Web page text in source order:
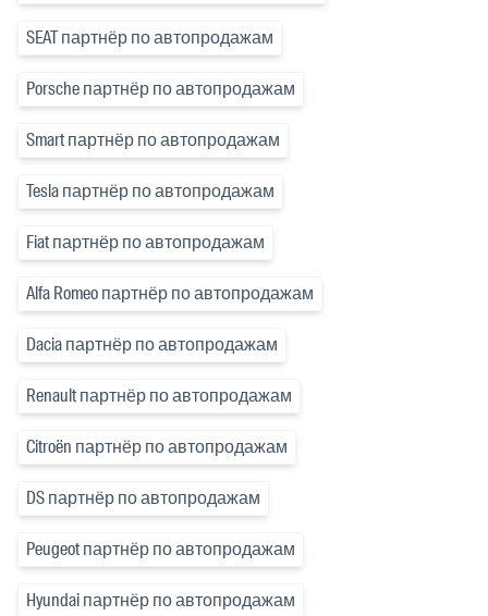
SEAT партнёр по автопродажам
Porsche партнёр по автопродажам
Smart партнёр по автопродажам
Tesla партнёр по автопродажам
Fiat партнёр по автопродажам
Alfa Romeo партнёр по автопродажам
Dacia партнёр по автопродажам
Renault партнёр по автопродажам
Citroën партнёр по автопродажам
DS партнёр по автопродажам
Peugeot партнёр по автопродажам
Hyundai партнёр по автопродажам